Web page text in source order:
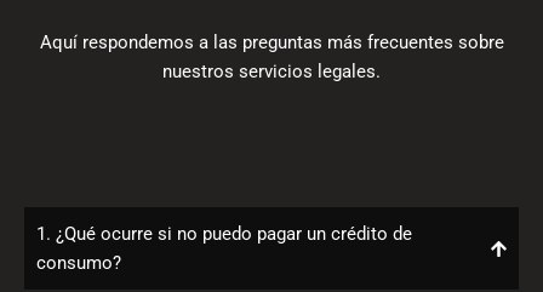
Aquí respondemos a las preguntas más frecuentes sobre
nuestros servicios legales.
1. ¿Qué ocurre si no puedo pagar un crédito de
consumo?